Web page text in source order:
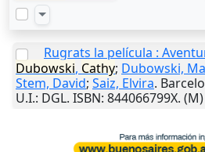
Rugrats la película :
Dubowski, Cathy; Dubowski,
Stem, David; Saiz, Elvira.
U.I.: DGL. ISBN: 844066799X. (M)